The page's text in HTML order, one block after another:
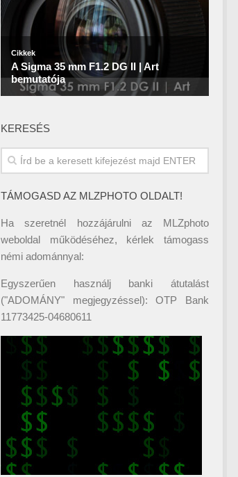
KERESÉS
TÁMOGASD AZ MLZPHOTO OLDALT!
Ha szeretnél hozzájárulni az MLZphoto
weboldal működéséhez, kérlek támogass
némi adománnyal:
Egyszerűen használj banki átutalást
("ADOMÁNY" megjegyzéssel): OTP Bank
11773425-04680611